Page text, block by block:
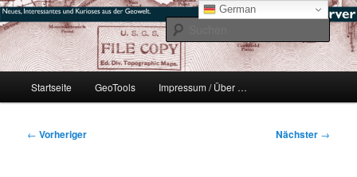
Zum
primären
Inhalt
springen#geoObserver
mikeE's GeoBlog
Startseite GeoTools Impressum / Über …
Beitragsnavigation
← Vorheriger Nächster →
German